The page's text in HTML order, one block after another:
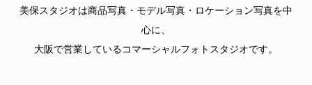
美保スタジオは商品写真・モデル写真・ロケーション写真を中
心に、
大阪で営業しているコマーシャルフォトスタジオです。